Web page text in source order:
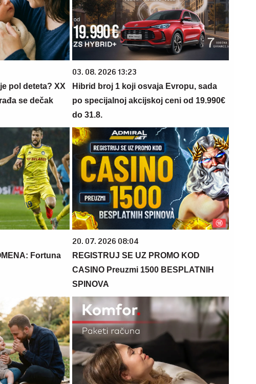
pol deteta? XX
se dečak
03. 08. 2026 13:23
Hibrid broj 1 koji osvaja Evropu, sada
po specijalnoj akcijskoj ceni od 19.990€
do 31.8.
Fortuna
20. 07. 2026 08:04
REGISTRUJ SE UZ PROMO KOD
CASINO Preuzmi 1500 BESPLATNIH
SPINOVA